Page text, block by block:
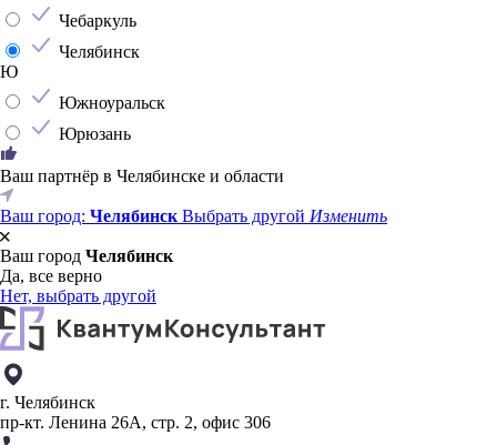
Чебаркуль
Челябинск
Ю
Южноуральск
Юрюзань
Ваш партнёр в Челябинске и области
Ваш город: Челябинск Выбрать другой Изменить
Ваш город Челябинск
Да, все верно
Нет, выбрать другой
г. Челябинск
пр-кт. Ленина 26А, стр. 2, офис 306